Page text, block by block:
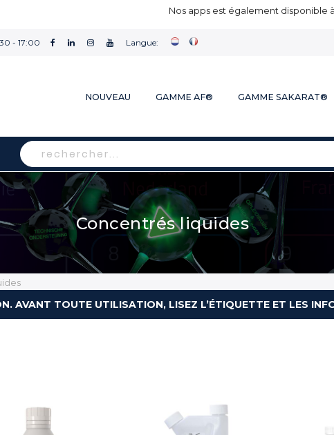
Nos apps est également disponible
- 17:00 Langue:
NOUVEAU GAMME AF® GAMME SAKARAT®
Rechercher
Concentrés liquides
AVANT TOUTE UTILISATION, LISEZ L’ÉTIQUETTE ET LES